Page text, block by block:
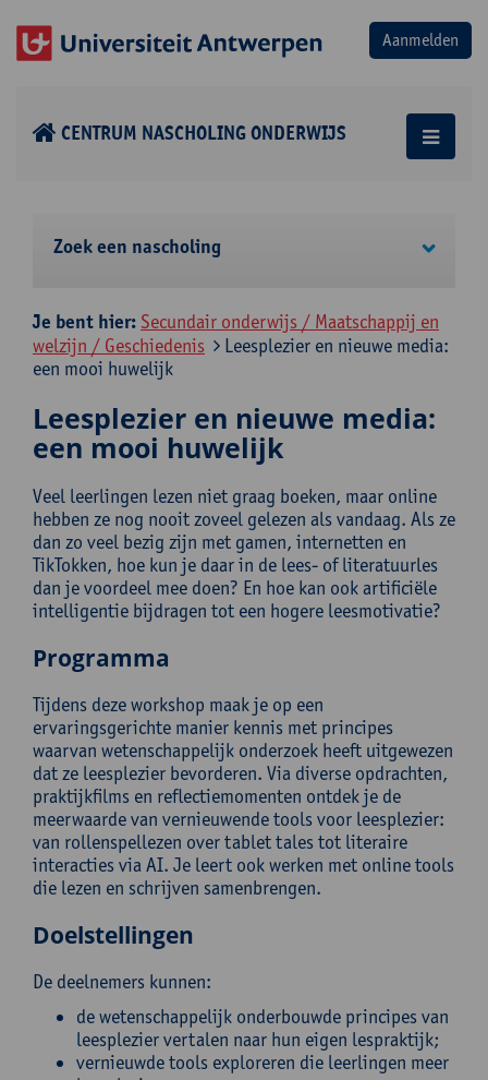
CENTRUM NASCHOLING ONDERWIJS
Zoek een nascholing
Je bent hier: Secundair onderwijs / Maatschappij en
welzijn / Geschiedenis
Leesplezier en nieuwe media:
een mooi huwelijk
Leesplezier en nieuwe media:
een mooi huwelijk
Veel leerlingen lezen niet graag boeken, maar online
hebben ze nog nooit zoveel gelezen als vandaag. Als ze
dan zo veel bezig zijn met gamen, internetten en
TikTokken, hoe kun je daar in de lees- of literatuurles
dan je voordeel mee doen? En hoe kan ook artificiële
intelligentie bijdragen tot een hogere leesmotivatie?
Programma
Tijdens deze workshop maak je op een
ervaringsgerichte manier kennis met principes
waarvan wetenschappelijk onderzoek heeft uitgewezen
dat ze leesplezier bevorderen. Via diverse opdrachten,
praktijkfilms en reflectiemomenten ontdek je de
meerwaarde van vernieuwende tools voor leesplezier:
van rollenspellezen over tablet tales tot literaire
interacties via AI. Je leert ook werken met online tools
die lezen en schrijven samenbrengen.
Doelstellingen
De deelnemers kunnen:
de wetenschappelijk onderbouwde principes van
leesplezier vertalen naar hun eigen lespraktijk;
vernieuwde tools exploreren die leerlingen meer